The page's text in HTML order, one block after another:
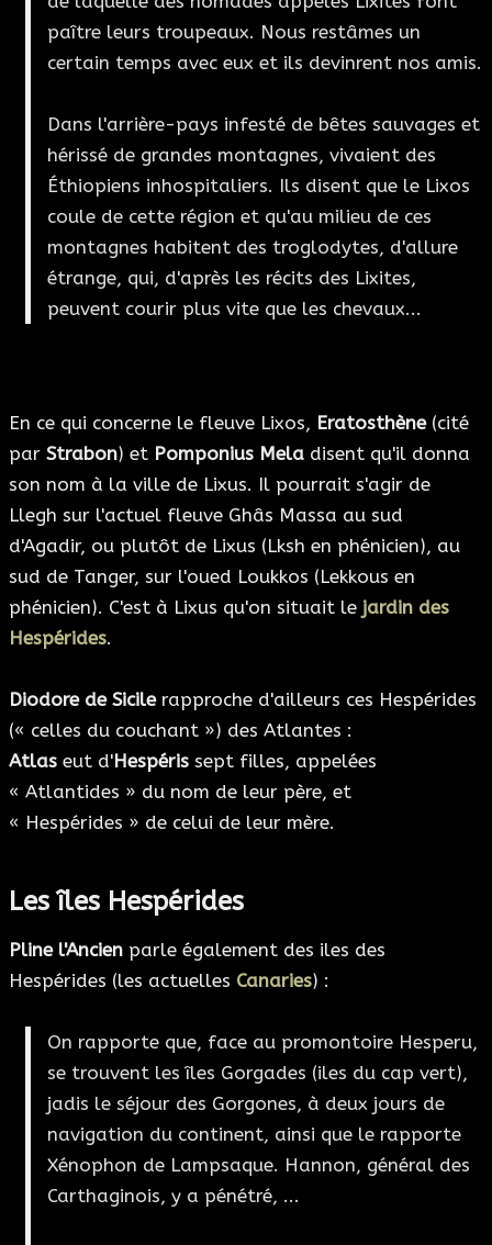
paître leurs troupeaux. Nous restâmes un
certain temps avec eux et ils devinrent nos amis.
Dans l'arrière-pays infesté de bêtes sauvages et
hérissé de grandes montagnes, vivaient des
Éthiopiens inhospitaliers. Ils disent que le Lixos
coule de cette région et qu'au milieu de ces
montagnes habitent des troglodytes, d'allure
étrange, qui, d'après les récits des Lixites,
peuvent courir plus vite que les chevaux...
En ce qui concerne le fleuve Lixos, Eratosthène(cité
par Strabon) et Pomponius Mela disent qu'il donna
son nom à la ville de Lixus. Il pourrait s'agir de
Llegh sur l'actuel fleuve Ghâs Massa au sud
d'Agadir, ou plutôt de Lixus (Lksh en phénicien), au
sud de Tanger, sur l'oued Loukkos (Lekkous en
phénicien). C'est à Lixus qu'on situait le jardin des
Hespérides.
Diodore de Sicilerapproche d'ailleurs ces Hespérides
(« celles du couchant ») des Atlantes :
Atlas eut d'Hespéris sept filles, appelées
« Atlantides » du nom de leur père, et
« Hespérides » de celui de leur mère.
Les îles Hespérides
Pline l'Ancien parle également des iles des
Hespérides (les actuelles Canaries) :
On rapporte que, face au promontoire Hesperu,
se trouvent les îles Gorgades (iles du cap vert),
jadis le séjour des Gorgones, à deux jours de
navigation du continent, ainsi que le rapporte
Xénophon de Lampsaque. Hannon, général des
Carthaginois, y a pénétré, ...